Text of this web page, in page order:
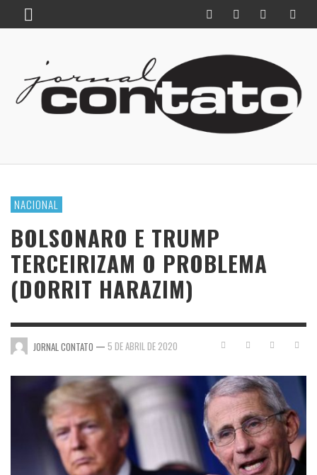
NACIONAL
BOLSONARO E TRUMP
TERCEIRIZAM O PROBLEMA
(DORRIT HARAZIM)
JORNAL CONTATO — 5 DE ABRIL DE 2020